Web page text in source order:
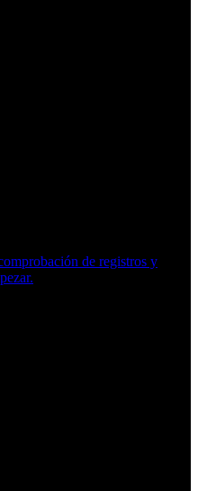
de registros y